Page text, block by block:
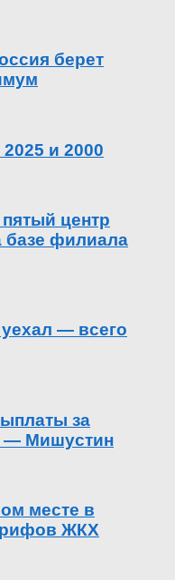
берет
и 2000
центр
базе филиала
— всего
за
— Мишустин
месте в
ЖКХ